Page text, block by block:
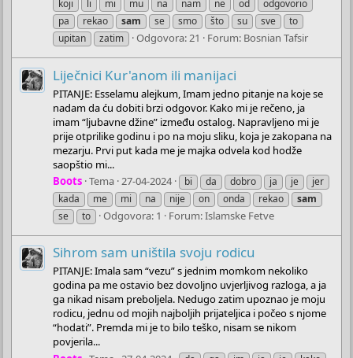
koji li mi mu na nam ne od
odgovorio
pa
rekao sam se smo što su sve
to
upitan
zatim Odgovora: 21 Forum: Bosnian Tafsir
Liječnici Kur'anom ili manijaci
PITANJE: Esselamu alejkum, Imam jedno pitanje na koje se
nadam da ću dobiti brzi odgovor. Kako mi je rečeno, ja
imam “ljubavne džine” između ostalog. Napravljeno mi je
prije otprilike godinu i po na moju sliku, koja je zakopana na
mezarju. Prvi put kada me je majka odvela kod hodže
saopštio mi...
Boots Tema 27-04-2024 bi da dobro ja je
jer
kada
me mi na nije on onda rekao
sam
se
to Odgovora: 1 Forum:Islamske Fetve
Sihrom sam uništila svoju rodicu
PITANJE: Imala sam “vezu” s jednim momkom nekoliko
godina pa me ostavio bez dovoljno uvjerljivog razloga, a ja
ga nikad nisam preboljela. Nedugo zatim upoznao je moju
rodicu, jednu od mojih najboljih prijateljica i počeo s njome
“hodati”. Premda mi je to bilo teško, nisam se nikom
povjerila...